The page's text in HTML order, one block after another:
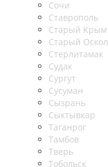
Сочи
Ставрополь
Старый Крым
Старый Оскол
Стерлитамак
Судак
Сургут
Сусуман
Сызрань
Сыктывкар
Таганрог
Тамбов
Тверь
Тобольск